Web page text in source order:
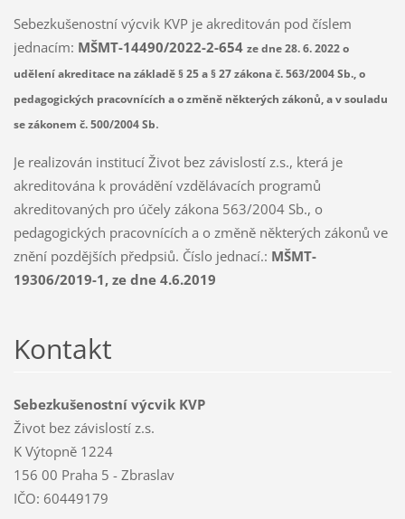
Sebezkušenostní výcvik KVP je akreditován pod číslem
jednacím: MŠMT-14490/2022-2-654 ze dne 28. 6. 2022 o
udělení akreditace na základě § 25 a § 27 zákona č. 563/2004 Sb., o
pedagogických pracovnících a o změně některých zákonů, a v souladu
se zákonem č. 500/2004 Sb.
Je realizován institucí Život bez závislostí z.s., která je
akreditována k provádění vzdělávacích programů
akreditovaných pro účely zákona 563/2004 Sb., o
pedagogických pracovnících a o změně některých zákonů ve
znění pozdějších předpsiů. Číslo jednací.: MŠMT-
19306/2019-1, ze dne 4.6.2019
Kontakt
Sebezkušenostní výcvik KVP
Život bez závislostí z.s.
K Výtopně 1224
156 00 Praha 5 - Zbraslav
IČO: 60449179